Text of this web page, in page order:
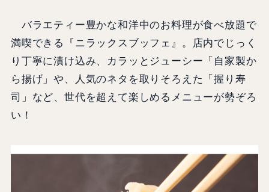
バラエティー豊かな和洋中のお料理が食べ放題で
満喫できる『ニラックスブッフェ』。店内でじっく
り丁寧に漬け込み、カラッとジューシー「自家製か
ら揚げ」や、人気のネタを取りそろえた「握り寿
司」など、世代を超えて楽しめるメニューが勢ぞろ
い！